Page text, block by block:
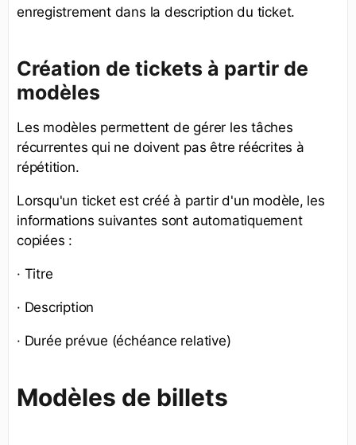
enregistrement dans la description du ticket.
Création de tickets à partir de
modèles
Les modèles permettent de gérer les tâches
récurrentes qui ne doivent pas être réécrites à
répétition.
Lorsqu'un ticket est créé à partir d'un modèle, les
informations suivantes sont automatiquement
copiées :
· Titre
· Description
· Durée prévue (échéance relative)
Modèles de billets